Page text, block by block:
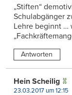
„Stiften“
Schulabgänger
Lehre beginnt …
Antworten
Hein Scheilig
23.03.2017 um 12:15